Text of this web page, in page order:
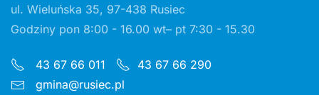
ul. Wieluńska 35, 97-438 Rusiec
Godziny pon 8:00 - 16.00 wt– pt 7:30 - 15.30
43 67 66 011
43 67 66 290
gmina@rusiec.pl